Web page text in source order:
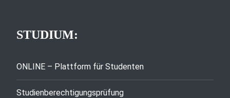
STUDIUM:
ONLINE – Plattform für Studenten
Studienberechtigungsprüfung